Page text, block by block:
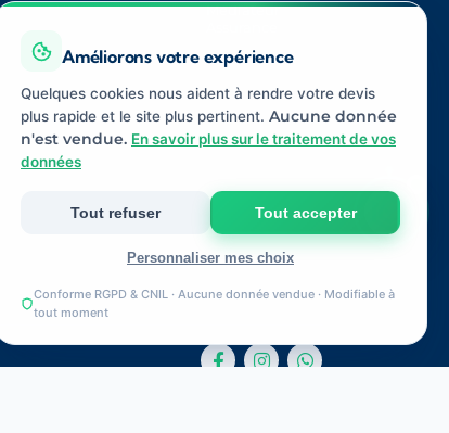
CNIL
Médiateur
Améliorons votre expérience
Quelques cookies nous aident à rendre votre devis
plus rapide et le site plus pertinent. Aucune donnée
n'est vendue. En savoir plus sur le traitement de vos
données
Tout refuser Tout accepter
Personnaliser mes choix
Strictement nécessaires
Conforme RGPD & CNIL · Aucune donnée vendue · Modifiable à
tout moment